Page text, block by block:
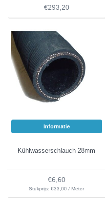
€293,20
Informatie
Kühlwasserschlauch 28mm
€6,60
Stukprijs: €33,00 / Meter